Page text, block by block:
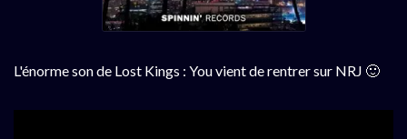
L'énorme son de Lost Kings : You vient de rentrer sur NRJ 🙂